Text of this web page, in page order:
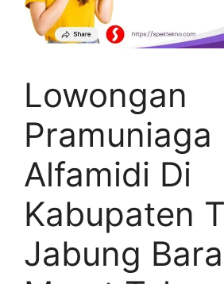
Lowongan
Pramuniaga
Alfamidi Di
Kabupaten
Jabung